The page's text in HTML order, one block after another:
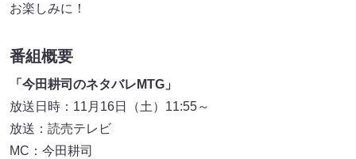
お楽しみに！
番組概要
「今田耕司のネタバレMTG」
放送日時：11月16日（土）11:55～
放送：読売テレビ
MC：今田耕司